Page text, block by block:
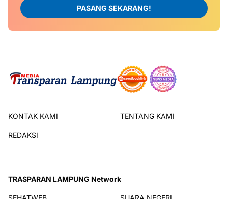
PASANG SEKARANG!
KONTAK KAMI TENTANG KAMI
REDAKSI
TRASPARAN LAMPUNG Network